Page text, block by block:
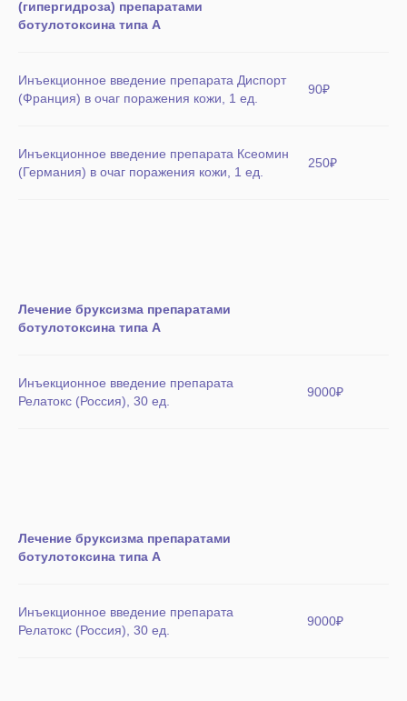
(гипергидроза) препаратами
ботулотоксина типа А
Инъекционное введение препарата Диспорт
(Франция) в очаг поражения кожи, 1 ед.
90₽
Инъекционное введение препарата Ксеомин
(Германия) в очаг поражения кожи, 1 ед.
250₽
Лечение бруксизма препаратами
ботулотоксина типа А
Инъекционное введение препарата
Релатокс (Россия), 30 ед.
9000₽
Лечение бруксизма препаратами
ботулотоксина типа А
Инъекционное введение препарата
Релатокс (Россия), 30 ед.
9000₽